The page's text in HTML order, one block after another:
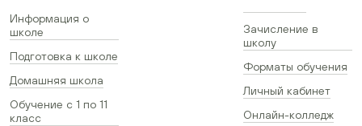
Информация о
школе
Подготовка к школе
Домашняя школа
Обучение с 1 по 11
класс
Зачисление в
школу
Форматы обучения
Личный кабинет
Онлайн-колледж